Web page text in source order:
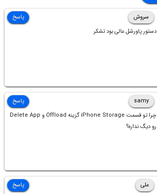
سروش
دستور پاورشل عالی بود تشکر
پاسخ
samy
چرا تو قسمت iPhone Storage گزینه Offload و Delete App
رو دیگ نداره؟
پاسخ
علی
پاسخ